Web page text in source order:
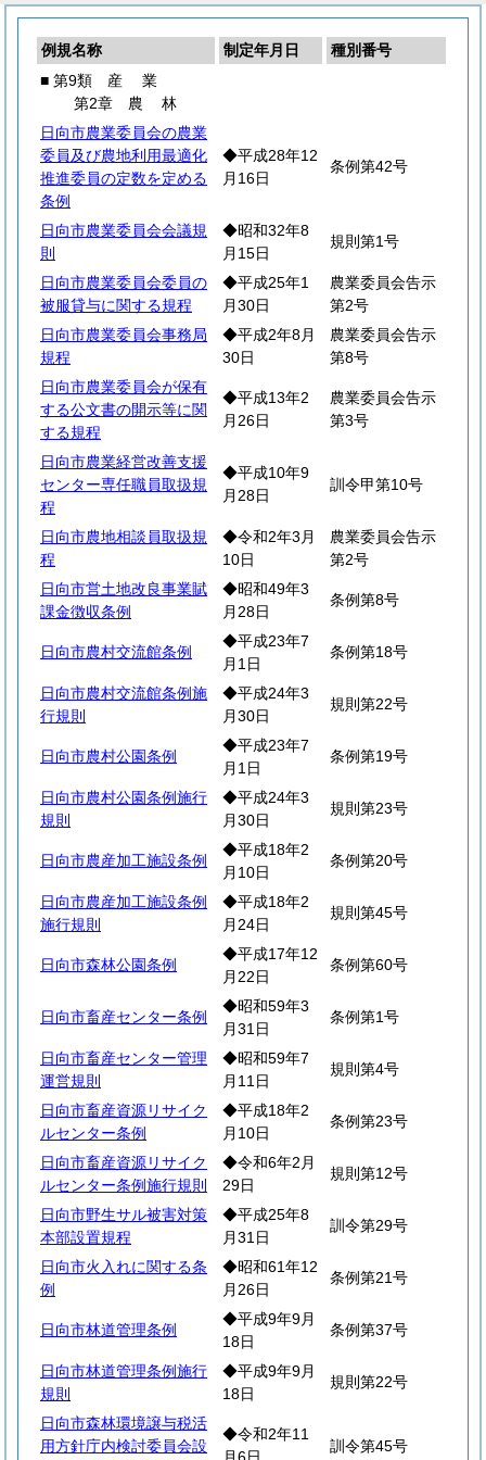
例規名称 制定年月日
種別番号
■ 第9類 産 業
第2章 農林
日向市農業委員会の農業
委員及び農地利用最適化
推進委員の定数を定める
条例
◆平成28年12
月16日
条例第42号
日向市農業委員会会議規
則
◆昭和32年8
月15日
規則第1号
日向市農業委員会委員の
被服貸与に関する規程
◆平成25年1
月30日
農業委員会告示
第2号
日向市農業委員会事務局
規程
◆平成2年8月
30日
農業委員会告示
第8号
日向市農業委員会が保有
する公文書の開示等に関
する規程
◆平成13年2
月26日
農業委員会告示
第3号
日向市農業経営改善支援
センター専任職員取扱規
程
◆平成10年9
月28日
訓令甲第10号
日向市農地相談員取扱規
程
◆令和2年3月
10日
農業委員会告示
第2号
日向市営土地改良事業賦
課金徴収条例
◆昭和49年3
月28日
条例第8号
日向市農村交流館条例
◆平成23年7
月1日
条例第18号
日向市農村交流館条例施
行規則
◆平成24年3
月30日
規則第22号
日向市農村公園条例
◆平成23年7
月1日
条例第19号
日向市農村公園条例施行
規則
◆平成24年3
月30日
規則第23号
日向市農産加工施設条例
◆平成18年2
月10日
条例第20号
日向市農産加工施設条例
施行規則
◆平成18年2
月24日
規則第45号
日向市森林公園条例
◆平成17年12
月22日
条例第60号
日向市畜産センター条例
◆昭和59年3
月31日
条例第1号
日向市畜産センター管理
運営規則
◆昭和59年7
月11日
規則第4号
日向市畜産資源リサイク
ルセンター条例
◆平成18年2
月10日
条例第23号
日向市畜産資源リサイク
ルセンター条例施行規則
◆令和6年2月
29日
規則第12号
日向市野生サル被害対策
本部設置規程
◆平成25年8
月31日
訓令第29号
日向市火入れに関する条
例
◆昭和61年12
月26日
条例第21号
日向市林道管理条例
◆平成9年9月
18日
条例第37号
日向市林道管理条例施行
規則
◆平成9年9月
18日
規則第22号
日向市森林環境譲与税活
用方針庁内検討委員会設
◆令和2年11
訓令第45号